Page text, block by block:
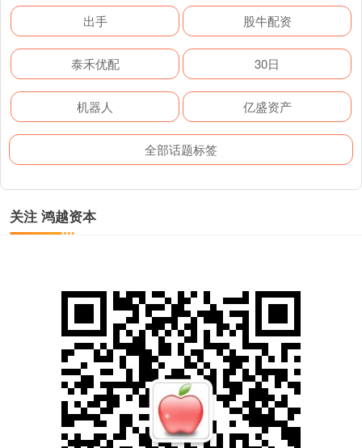
出手 股牛配资
泰禾优配 30日
机器人 亿盛资产
全部话题标签
关注 鸿越资本